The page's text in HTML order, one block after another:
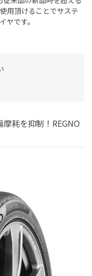
用頂けることでサステ
ヤです。
耗を抑制！REGNO